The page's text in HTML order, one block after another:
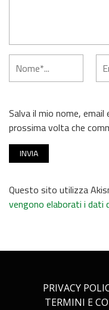
Salva il mio nome,
prossima volta che
Questo sito utilizza
vengono elaborati i dati
PRIVACY
TERMINI E